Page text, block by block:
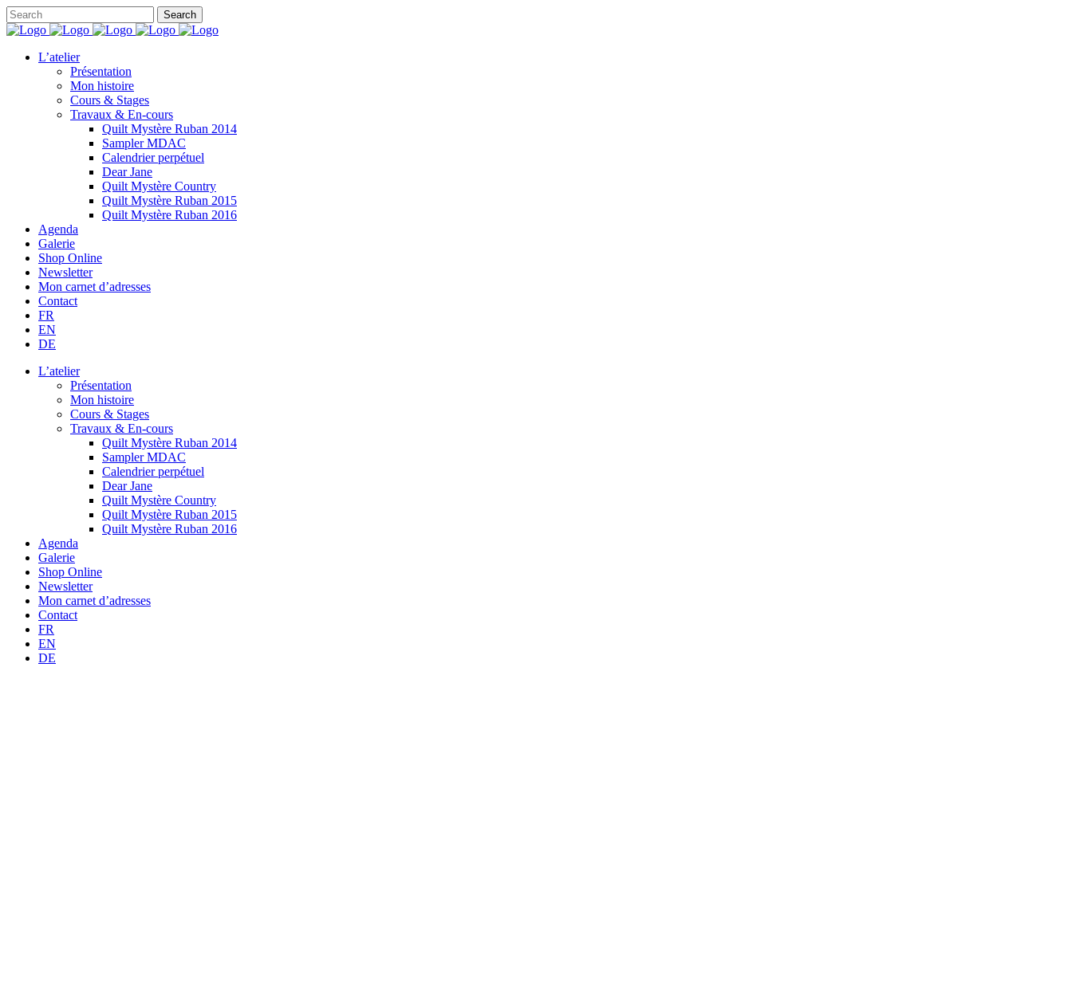
L’atelier
Présentation
Mon histoire
Cours & Stages
Travaux & En-cours
Quilt Mystère Ruban 2014
Sampler MDAC
Calendrier perpétuel
Dear Jane
Quilt Mystère Country
Quilt Mystère Ruban 2015
Quilt Mystère Ruban 2016
Agenda
Galerie
Shop Online
Newsletter
Mon carnet d’adresses
Contact
FR
EN
DE
L’atelier
Présentation
Mon histoire
Cours & Stages
Travaux & En-cours
Quilt Mystère Ruban 2014
Sampler MDAC
Calendrier perpétuel
Dear Jane
Quilt Mystère Country
Quilt Mystère Ruban 2015
Quilt Mystère Ruban 2016
Agenda
Galerie
Shop Online
Newsletter
Mon carnet d’adresses
Contact
FR
EN
DE